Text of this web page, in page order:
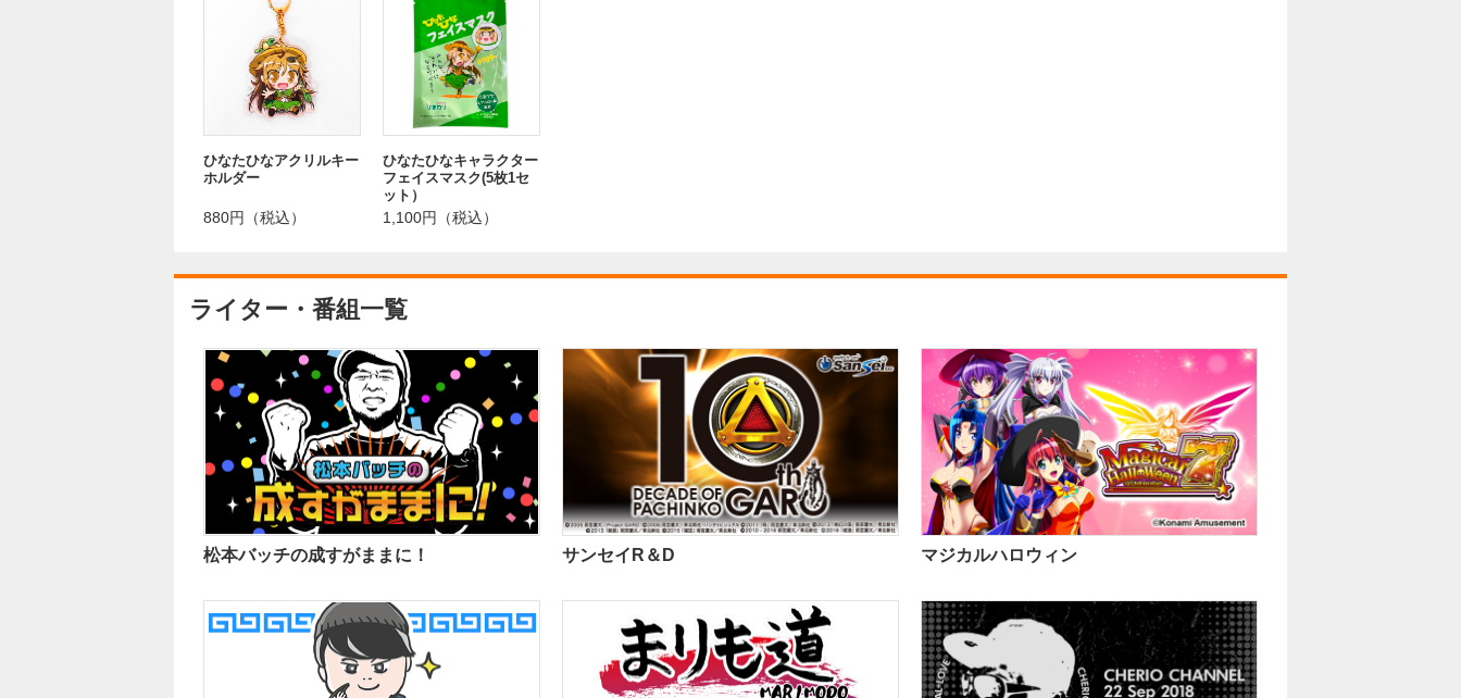
ひなたひなアクリルキー
ホルダー
880円（税込）
ひなたひなキャラクター
フェイスマスク(5枚1セ
ット）
1,100円（税込）
ライター・番組一覧
松本バッチの成すがままに！ サンセイR＆D マジカルハロウィン